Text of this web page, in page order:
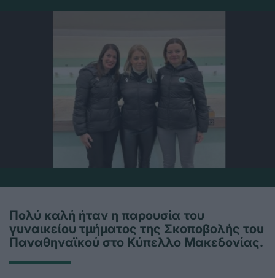
Πολύ καλή ήταν η παρουσία του
γυναικείου τμήματος της Σκοποβολής του
Παναθηναϊκού στο Κύπελλο Μακεδονίας.